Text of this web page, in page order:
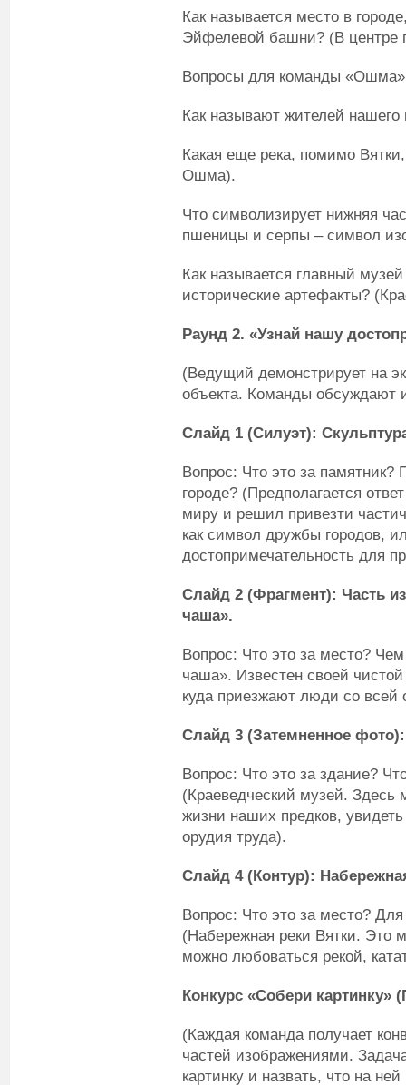
Как называется место в
Эйфелевой башни? (В центре
Вопросы для команды
Как называют жителей
Какая еще река, помимо
Ошма).
Что символизирует нижняя
пшеницы и серпы – символ
Как называется главный
исторические артефакты?
Раунд 2. «Узнай нашу
(Ведущий демонстрирует на
объекта. Команды обсуждают
Слайд 1 (Силуэт):
Вопрос: Что это за
городе? (Предполагается
миру и решил привезти
как символ дружбы городов,
достопримечательность для
Слайд 2 (Фрагмент): Часть
чаша».
Вопрос: Что это за место?
чаша». Известен своей
куда приезжают люди со всей
Слайд 3 (Затемненное
Вопрос: Что это за здание?
(Краеведческий музей. Здесь
жизни наших предков,
орудия труда).
Слайд 4 (Контур):
Вопрос: Что это за место?
(Набережная реки Вятки. Это
можно любоваться рекой,
Конкурс «Собери картинку»
(Каждая команда получает
частей изображениями.
картинку и назвать, что на